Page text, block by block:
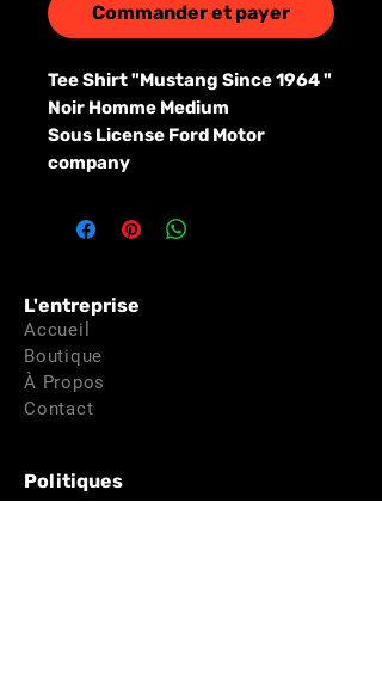
Commander et payer
Tee Shirt "Mustang Since 1964 "
Noir Homme Medium
Sous License Ford Motor
company
L'entreprise
Accueil
Boutique
À Propos
Contact
Politiques